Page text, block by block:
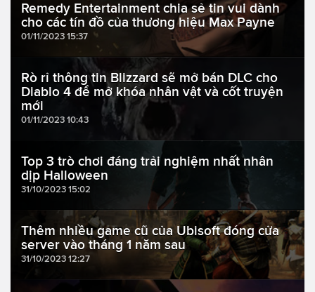
Remedy Entertainment chia sẻ tin vui dành
cho các tín đồ của thương hiệu Max Payne
01/11/2023 15:37
Rò rỉ thông tin Blizzard sẽ mở bán DLC cho
Diablo 4 để mở khóa nhân vật và cốt truyện
mới
01/11/2023 10:43
Top 3 trò chơi đáng trải nghiệm nhất nhân
dịp Halloween
31/10/2023 15:02
Thêm nhiều game cũ của Ubisoft đóng cửa
server vào tháng 1 năm sau
31/10/2023 12:27